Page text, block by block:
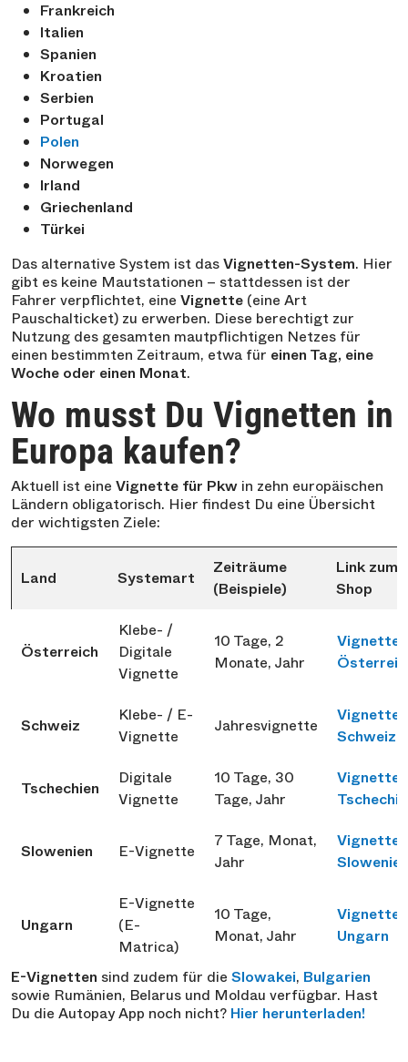
Frankreich
Italien
Spanien
Kroatien
Serbien
Portugal
Polen
Norwegen
Irland
Griechenland
Türkei
Das alternative System ist dasVignetten-System. Hier
gibt es keine Mautstationen – stattdessen ist der
Fahrer verpflichtet, eine Vignette (eine Art
Pauschalticket) zu erwerben. Diese berechtigt zur
Nutzung des gesamten mautpflichtigen Netzes für
einen bestimmten Zeitraum, etwa für einen Tag, eine
Woche oder einen Monat.
Wo musst Du Vignetten in
Europa kaufen?
Aktuell ist eine Vignette für Pkw in zehn europäischen
Ländern obligatorisch. Hier findest Du eine Übersicht
der wichtigsten Ziele:
Land Systemart
Zeiträume
(Beispiele)
Link zum
Shop
Österreich
Klebe- /
Digitale
Vignette
10 Tage, 2
Monate, Jahr
Vignette
Schweiz
Klebe- / E-
Vignette
Jahresvignette
Vignette
Schweiz
Tschechien
Digitale
Vignette
10 Tage, 30
Tage, Jahr
Vignette
Slowenien E-Vignette
7 Tage, Monat,
Jahr
Vignette
Slowenien
Ungarn
E-Vignette
(E-
Matrica)
10 Tage,
Monat, Jahr
Vignette
Ungarn
E-Vignetten sind zudem für die Slowakei, Bulgarien
sowie Rumänien, Belarus und Moldau verfügbar. Hast
Du die Autopay App noch nicht? Hier herunterladen!